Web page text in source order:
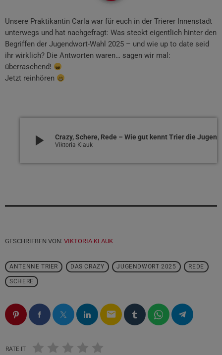
Unsere Praktikantin Carla war für euch in der Trierer Innenstadt
unterwegs und hat nachgefragt: Was steckt eigentlich hinter den
Begriffen der Jugendwort-Wahl 2025 – und wie up to date seid
ihr wirklich? Die Antworten waren… sagen wir mal:
überraschend!
Jetzt reinhören
play_arrow Viktoria Klauk
GESCHRIEBEN VON: VIKTORIA KLAUK
ANTENNE TRIER DAS CRAZY JUGENDWORT 2025 REDE
SCHERE
email
RATE IT